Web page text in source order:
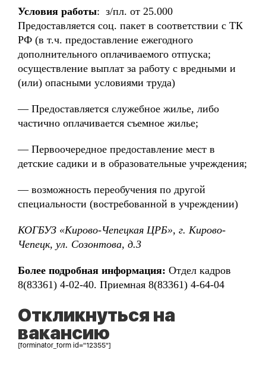
Условия работы: з/пл. от 25.000
Предоставляется соц. пакет в соответствии с ТК
РФ (в т.ч. предоставление ежегодного
дополнительного оплачиваемого отпуска;
осуществление выплат за работу с вредными и
(или) опасными условиями труда)
— Предоставляется служебное жилье, либо
частично оплачивается съемное жилье;
— Первоочередное предоставление мест в
детские садики и в образовательные учреждения;
— возможность переобучения по другой
специальности (востребованной в учреждении)
КОГБУЗ «Кирово-Чепецкая ЦРБ», г. Кирово-
Чепецк, ул. Созонтова, д.3
Более подробная информация: Отдел кадров
8(83361) 4-02-40. Приемная 8(83361) 4-64-04
Откликнуться на
вакансию
[forminator_form id="12355"]